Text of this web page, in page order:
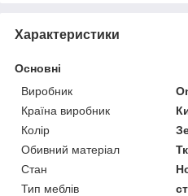
Характеристики
Основні
Виробник
Країна виробник
Колір
Обивний матеріал
Стан
Тип меблів